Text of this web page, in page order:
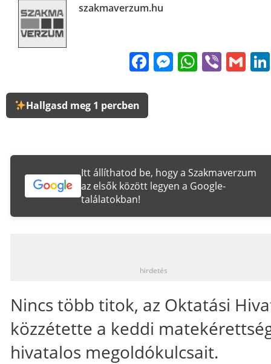
szakmaverzum.hu
FacebookViber
Hallgasd meg 1 percben
Itt állíthatod be, hogy a Szakmaverzum
az elsők között legyen a Google-
találatokban!
hirdetés
Nincs több titok, az Oktatási
közzétette a keddi
hivatalos megoldókulcsait.